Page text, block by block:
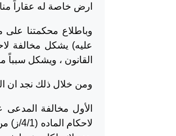
ارض خاصة له عقاراً
وباطلاع محكمتنا
القانون ، ويشكل سبباً
ومن خلال ذلك نجد ان